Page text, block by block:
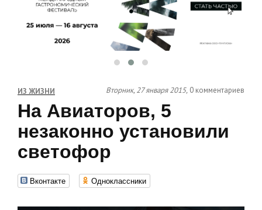
ИЗ ЖИЗНИ Вторник, 27 января 2015, 0 комментариев
На Авиаторов, 5
незаконно установили
светофор
Вконтакте Одноклассники